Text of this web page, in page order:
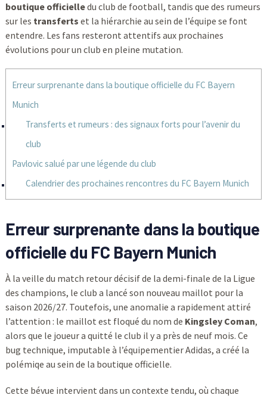
boutique officielledu club de football, tandis que des rumeurs
sur les transferts et la hiérarchie au sein de l’équipe se font
entendre. Les fans resteront attentifs aux prochaines
évolutions pour un club en pleine mutation.
Erreur surprenante dans la boutique officielle du FC Bayern
Munich
Transferts et rumeurs : des signaux forts pour l’avenir du
club
Pavlovic salué par une légende du club
Calendrier des prochaines rencontres du FC Bayern Munich
Erreur surprenante dans la boutique
officielle du FC Bayern Munich
À la veille du match retour décisif de la demi-finale de la Ligue
des champions, le club a lancé son nouveau maillot pour la
saison 2026/27. Toutefois, une anomalie a rapidement attiré
l’attention : le maillot est floqué du nom de Kingsley Coman,
alors que le joueur a quitté le club il y a près de neuf mois. Ce
bug technique, imputable à l’équipementier Adidas, a créé la
polémiqe au sein de la boutique officielle.
Cette bévue intervient dans un contexte tendu, où chaque